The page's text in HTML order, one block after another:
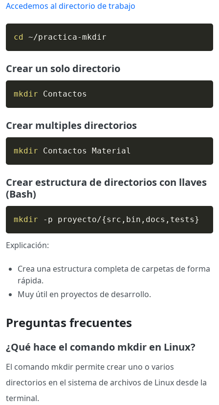
Accedemos al directorio de trabajo
cd ~/practica-mkdir
Crear un solo directorio
mkdir Contactos
Crear multiples directorios
mkdir Contactos Material
Crear estructura de directorios con llaves
(Bash)
mkdir -p proyecto/{src,bin,docs,tests}
Explicación:
Crea una estructura completa de carpetas de forma
rápida.
Muy útil en proyectos de desarrollo.
Preguntas frecuentes
¿Qué hace el comando mkdir en Linux?
El comando mkdir permite crear uno o varios
directorios en el sistema de archivos de Linux desde la
terminal.